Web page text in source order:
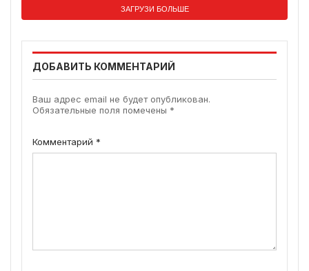
ЗАГРУЗИ БОЛЬШЕ
ДОБАВИТЬ КОММЕНТАРИЙ
Ваш адрес email не будет опубликован.
Обязательные поля помечены *
Комментарий *